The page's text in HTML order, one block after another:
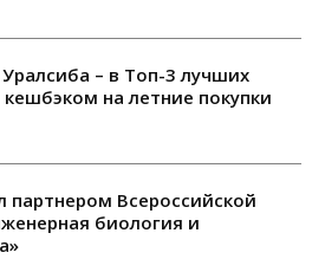
– в Топ-3 лучших
на летние покупки
партнером Всероссийской
биология и